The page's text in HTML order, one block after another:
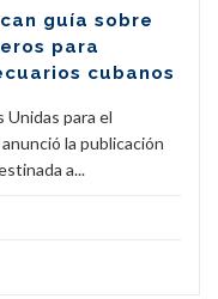
guía sobre
para
cubanos
Unidas para el
la publicación
a...